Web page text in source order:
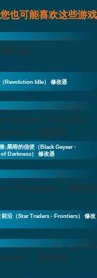
您也可能喜欢这些游戏
Revolution Idle） 修改器
:黑暗的信使（Black Geyser -
Darkness） 修改器
前沿（Star Traders - Frontiers） 修改